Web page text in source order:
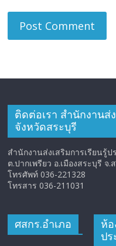
ติดต่อเรา สำนักงานส่
จังหวัดสระบุรี
สำนักงานส่งเสริมการเรียนรู้
ต.ปากเพรียว อ.เมืองสระบุรี จ.
โทรศัพท์ 036-221328
โทรสาร 036-211031
ศสกร.อำเภอ
ห้
ป